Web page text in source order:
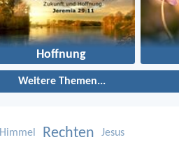
Hoffnung
Weitere Themen...
Himmel Rechten Jesus